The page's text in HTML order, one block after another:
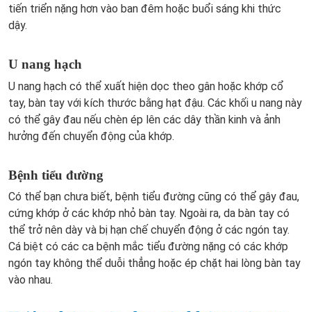
tiến triển nặng hơn vào ban đêm hoặc buổi sáng khi thức
dậy.
U nang hạch
U nang hạch có thể xuất hiện dọc theo gân hoặc khớp cổ
tay, bàn tay với kích thước bằng hạt đậu. Các khối u nang này
có thể gây đau nếu chèn ép lên các dây thần kinh và ảnh
hưởng đến chuyển động của khớp.
Bệnh tiểu đường
Có thể bạn chưa biết, bệnh tiểu đường cũng có thể gây đau,
cứng khớp ở các khớp nhỏ bàn tay. Ngoài ra, da bàn tay có
thể trở nên dày và bị hạn chế chuyển động ở các ngón tay.
Cá biệt có các ca bệnh mắc tiểu đường nặng có các khớp
ngón tay không thể duỗi thẳng hoặc ép chặt hai lòng bàn tay
vào nhau.